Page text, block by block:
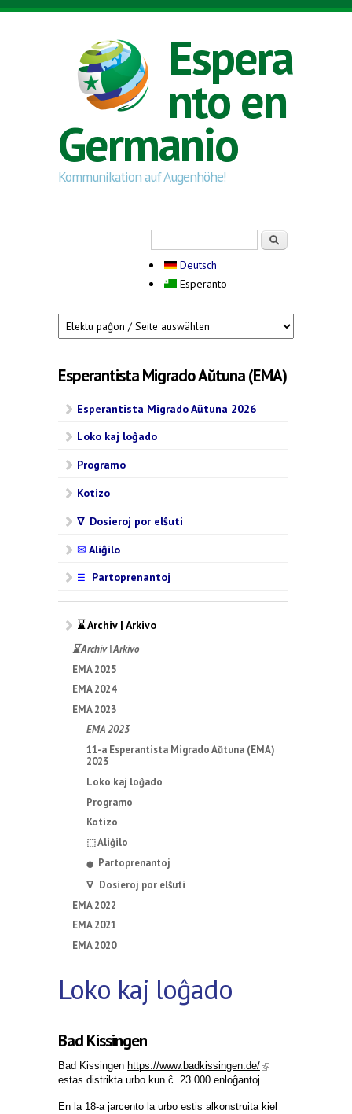
Skip to main content
Espera
nto en
Germanio
Kommunikation auf Augenhöhe!
Search form
Deutsch
Esperanto
Esperantista Migrado Aŭtuna (EMA)
Esperantista Migrado Aŭtuna 2026
Loko kaj loĝado
Programo
Kotizo
∇ Dosieroj por elŝuti
✉ Aliĝilo
☰ Partoprenantoj
⌛ Archiv | Arkivo
⌛ Archiv | Arkivo
EMA 2025
EMA 2024
EMA 2023
EMA 2023
11-a Esperantista Migrado Aŭtuna (EMA)
2023
Loko kaj loĝado
Programo
Kotizo
⬚ Aliĝilo
⬤
Partoprenantoj
∇ Dosieroj por elŝuti
EMA 2022
EMA 2021
EMA 2020
Loko kaj loĝado
Bad Kissingen
Bad Kissingen https://www.badkissingen.de/(link is
estas distrikta urbo kun ĉ. 23.000 enloĝantoj.
En la 18-a jarcento la urbo estis alkonstruita kiel